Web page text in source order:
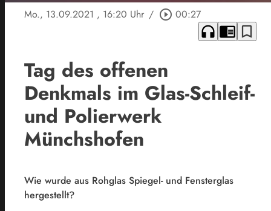
Mo., 13.09.2021 , 16:20 Uhr / play_circle_outline 00:27
headphones chrome_reader_mode bookmark_border
Tag des offenen
Denkmals im Glas-Schleif-
und Polierwerk
Münchshofen
Wie wurde aus Rohglas Spiegel- und Fensterglas
hergestellt?